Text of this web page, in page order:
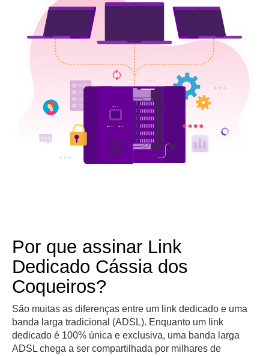
Por que assinar Link
Dedicado Cássia dos
Coqueiros?
São muitas as diferenças entre um link dedicado e uma
banda larga tradicional (ADSL). Enquanto um link
dedicado é 100% única e exclusiva, uma banda larga
ADSL chega a ser compartilhada por milhares de